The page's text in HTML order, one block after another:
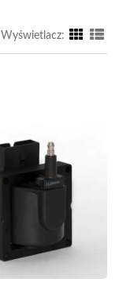
Wyświetlacz: